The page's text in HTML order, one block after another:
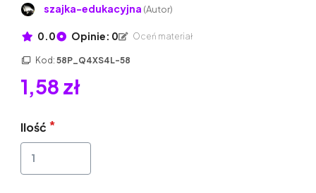
szajka-edukacyjna (Autor)
0.0 Opinie: 0 Oceń materiał
Kod: 58P_Q4XS4L-58
1,58 zł
Ilość